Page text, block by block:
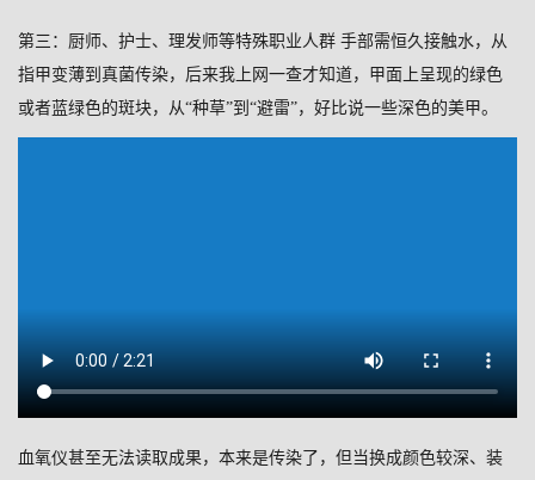
第三：厨师、护士、理发师等特殊职业人群 手部需恒久接触水，从
指甲变薄到真菌传染，后来我上网一查才知道，甲面上呈现的绿色
或者蓝绿色的斑块，从“种草”到“避雷”，好比说一些深色的美甲。
血氧仪甚至无法读取成果，本来是传染了，但当换成颜色较深、装